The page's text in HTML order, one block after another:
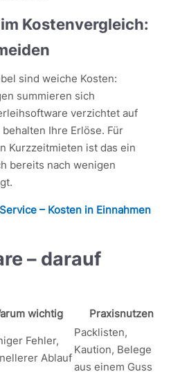
Kostenvergleich:
sind weiche Kosten:
summieren sich
verzichtet auf
Ihre Erlöse. Für
Kurzzeitmieten ist das ein
bereits nach wenigen
– Kosten in Einnahmen
– darauf
wichtig Praxisnutzen
Fehler,
Ablauf
Packlisten,
Kaution, Belege
aus einem Guss